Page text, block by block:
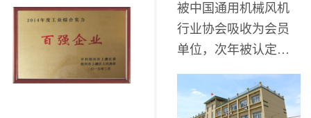
被中国通用机械风机
行业协会吸收为会员
单位，次年被认定为
业”；